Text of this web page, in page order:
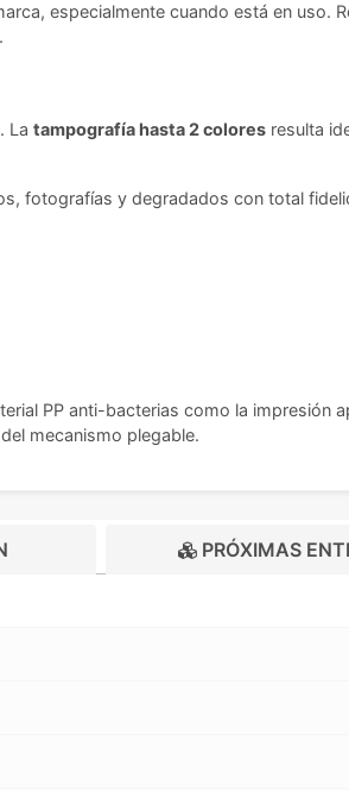
especialmente cuando está en uso.
La tampografía hasta 2 colores resulta
fotografías y degradados con total
PP anti-bacterias como la impresión
mecanismo plegable.
PRÓXIMAS